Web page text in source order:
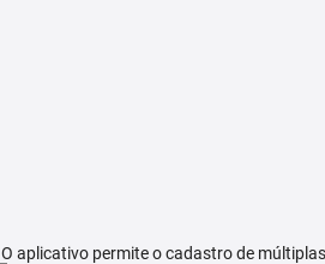
O aplicativo permite o cadastro de